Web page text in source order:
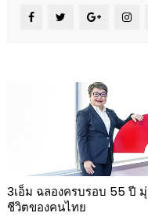
3เอ็ม ฉลองครบรอบ 55 ปี
ชีวิตของคนไทย